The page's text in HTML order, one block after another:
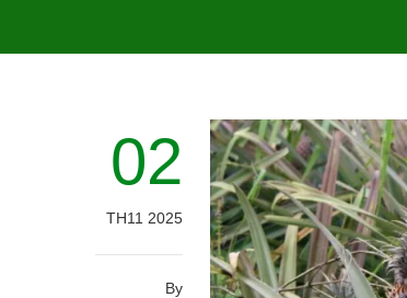
02
TH11 2025
By